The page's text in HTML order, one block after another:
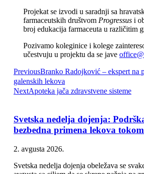
Projekat se izvodi u saradnji sa
farmaceutskih društvom Progressus i
broj edukacija farmaceuta u različitim
Pozivamo koleginice i kolege
učestvuju u projektu da se jave
PreviousBranko Radojković – ekspert na
galenskih lekova
NextApoteka jača zdravstvene sisteme
Svetska nedelja dojenja:
bezbedna primena lekova
2. avgusta 2026.
Svetska nedelja dojenja obeležava se